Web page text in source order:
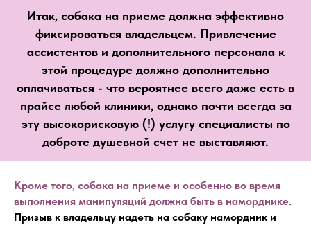
Итак, собака на приеме должна эффективно
фиксироваться владельцем. Привлечение
ассистентов и дополнительного персонала к
этой процедуре должно дополнительно
оплачиваться - что вероятнее всего даже есть в
прайсе любой клиники, однако почти всегда за
эту высокорисковую (!) услугу специалисты по
доброте душевной счет не выставляют.
Кроме того, собака на приеме и особенно во время
выполнения манипуляций должна быть в наморднике.
Призыв к владельцу надеть на собаку намордник и